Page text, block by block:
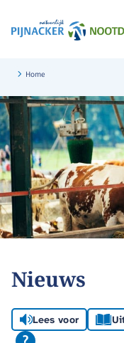
NATUURLIJK
Home
Nieuws
Lees voor